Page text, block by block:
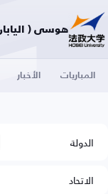
هوسي ( اليابان )
المباريات الأخبار
الدولة
الاتحاد